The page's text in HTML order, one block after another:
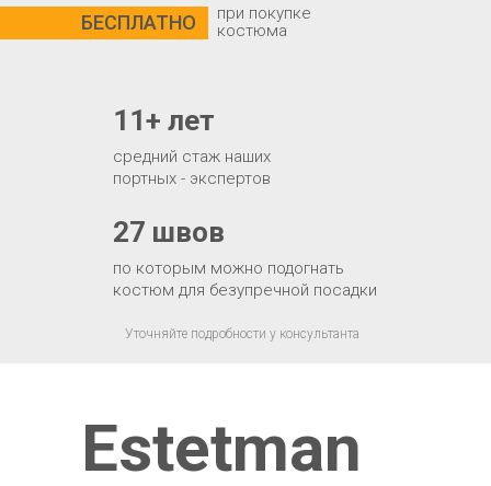
БЕСПЛАТНО
по которым можно подогнать
костюм для безупречной посадки
27 швов
средний стаж наших
портных - экспертов
11+ лет
при покупке
костюма
Уточняйте подробности у консультанта
Estetman